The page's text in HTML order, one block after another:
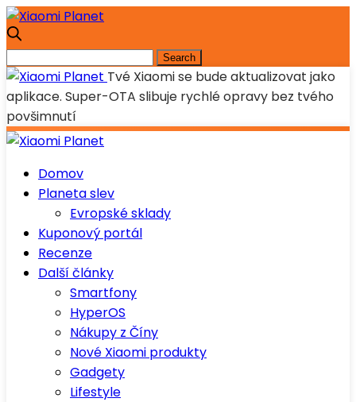
Tvé Xiaomi se bude aktualizovat jako
aplikace. Super-OTA slibuje rychlé opravy bez tvého
povšimnutí
Domov
Planeta slev
Evropské sklady
Kuponový portál
Recenze
Další články
Smartfony
HyperOS
Nákupy z Číny
Nové Xiaomi produkty
Gadgety
Lifestyle